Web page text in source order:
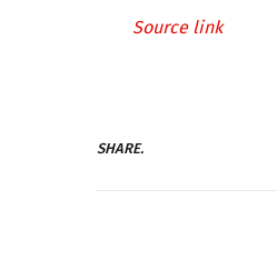
Source link
SHARE.